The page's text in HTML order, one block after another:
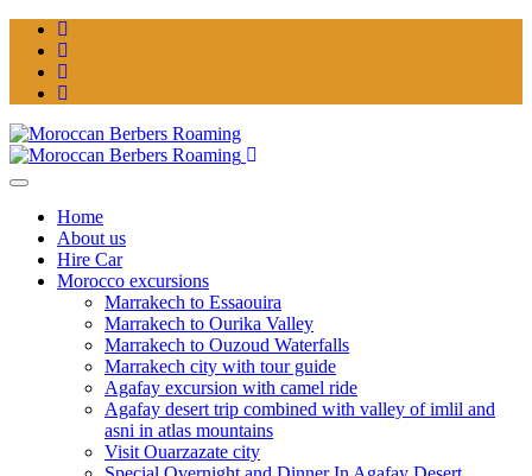
Home
About us
Hire Car
Morocco excursions
Marrakech to Essaouira
Marrakech to Ourika Valley
Marrakech to Ouzoud Waterfalls
Marrakech city with tour guide
Agafay excursion with camel ride
Agafay desert trip combined with valley of imlil and
asni in atlas mountains
Visit Ouarzazate city